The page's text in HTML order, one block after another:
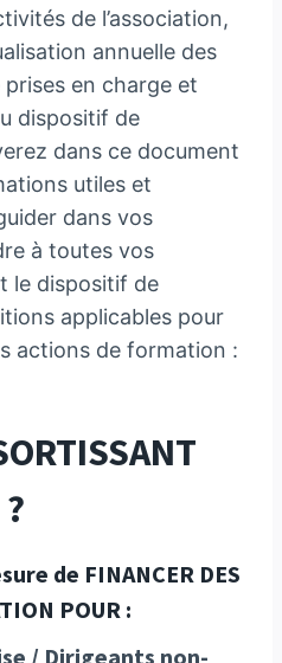
de l’association,
annuelle des
en charge et
dispositif de
dans ce document
utiles et
dans vos
à toutes vos
le dispositif de
applicables pour
actions de formation :
de FINANCER DES
POUR :
/ Dirigeants non-